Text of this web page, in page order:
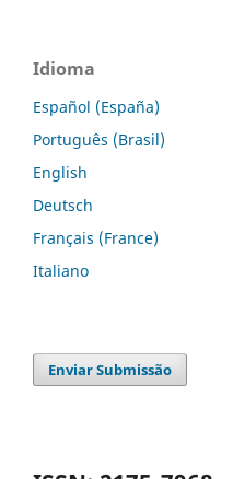
Idioma
Español (España)
Português (Brasil)
English
Deutsch
Français (France)
Italiano
Enviar Submissão